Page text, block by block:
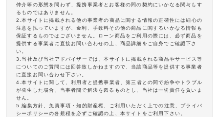
仲介等の形態を問わず、提携事業者とお客様の間の契約にいかなる関与もす
るものではありません。
2.本サイトに掲載される他の事業者の商品に関する情報の正確性には細心の
注意を払っていますが、金利、手数料その他の商品に関するいかなる情報も
保証するものではございません。ローン商品をご利用の際には、必ず商品を
提供する事業者に直接お問い合わせの上、商品詳細をご自身でご確認下さ
い。
3.当社及び当社アドバイザーでは、本サイトに掲載される商品やサービス等
についてのご質問には回答致しかねますので、当該商品等を提供する事業者
に直接お問い合わせ下さい。
4.本サイトに関して、利用者と提携事業者、第三者との間で紛争やトラブル
が発生した場合、当事者間で解決を図るものとし、当社は一切責任を負いま
せん。
5.編集方針、免責事項・知的財産権、ご利用いただく上での注意、プライバ
シーポリシーの各規程を必ずご確認の上、本サイトをご利用下さい。